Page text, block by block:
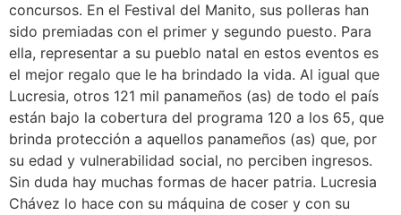
concursos. En el Festival del Manito, sus polleras han
sido premiadas con el primer y segundo puesto. Para
ella, representar a su pueblo natal en estos eventos es
el mejor regalo que le ha brindado la vida. Al igual que
Lucresia, otros 121 mil panameños (as) de todo el país
están bajo la cobertura del programa 120 a los 65, que
brinda protección a aquellos panameños (as) que, por
su edad y vulnerabilidad social, no perciben ingresos.
Sin duda hay muchas formas de hacer patria. Lucresia
Chávez lo hace con su máquina de coser y con su